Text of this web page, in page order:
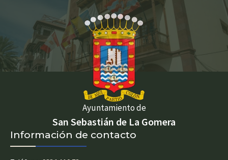
Ayuntamiento de
San Sebastián de La Gomera
Información de contacto